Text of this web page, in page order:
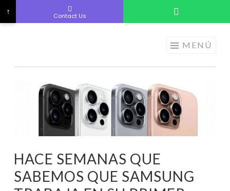
PRECIOS DE
ANDORRA
MENÚ
HACE SEMANAS QUE
SABEMOS QUE SAMSUNG
↑ Contact Us